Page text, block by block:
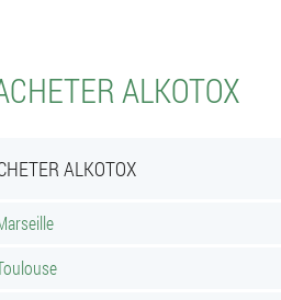
ALKOTOX
ALKOTOX